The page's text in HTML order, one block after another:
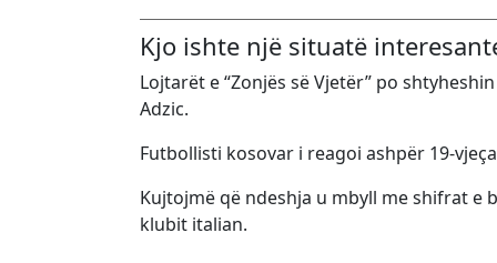
Kjo ishte një situatë
Lojtarët e “Zonjës së Vjetër” po
Adzic.
Futbollisti kosovar i reagoi ashpër 19-
Kujtojmë që ndeshja u mbyll me shifrat e
klubit italian.